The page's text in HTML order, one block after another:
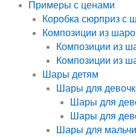
Примеры с ценами
Коробка сюрприз с
Композиции из
Композиции из
Композиции из
Шары детям
Шары для
Шары для
Шары для
Шары для